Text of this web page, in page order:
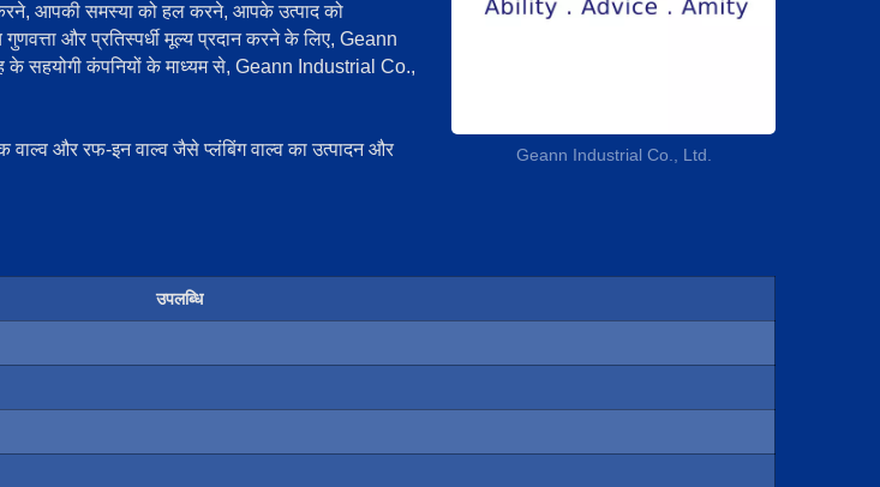
Geann Industrial Co., Ltd.
आपकी समस्या को हल करने, आपके उत्पाद को
और प्रतिस्पर्धी मूल्य प्रदान करने के लिए, Geann
सहयोगी कंपनियों के माध्यम से, Geann Industrial Co.,
वाल्व और रफ-इन वाल्व जैसे प्लंबिंग वाल्व का उत्पादन और
उपलब्धि